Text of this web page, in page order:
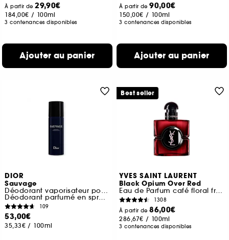
À partir de29,90€
184,00€ / 100ml
3 contenances disponibles
Ajouter au panier
À partir de90,00€
150,00€ / 100ml
3 contenances disponibles
Ajouter au panier
DIOR
Sauvage
Déodorant vaporisateur pour homme
Déodorant parfumé en spray 150 ml
109
53,00€
35,33€ / 100ml
YVES SAINT LAURENT
Black Opium Over Red
Eau de Parfum café floral fruité pour femme
1308
À partir de86,00€
286,67€ / 100ml
3 contenances disponibles
Best seller